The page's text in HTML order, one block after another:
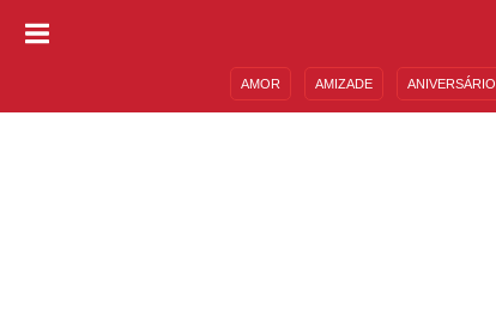
AMOR AMIZADE ANIVERSÁRIO